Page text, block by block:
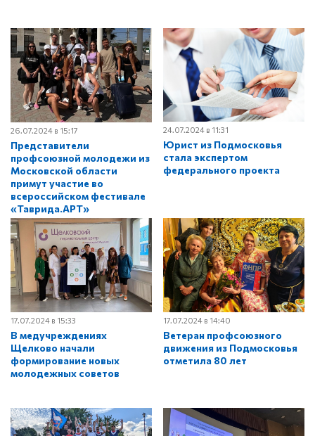
26.07.2024 в 15:17
Представители
профсоюзной молодежи из
Московской области
примут участие во
всероссийском фестивале
«Таврида.АРТ»
24.07.2024 в 11:31
Юрист из Подмосковья
стала экспертом
федерального проекта
17.07.2024 в 15:33
В медучреждениях
Щелково начали
формирование новых
молодежных советов
17.07.2024 в 14:40
Ветеран профсоюзного
движения из Подмосковья
отметила 80 лет